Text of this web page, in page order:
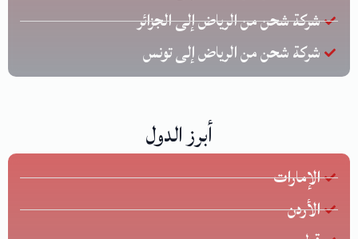
شركة شحن من الرياض إلى الجزائر
شركة شحن من الرياض إلى تونس
أبرز الدول
الإمارات
الأردن